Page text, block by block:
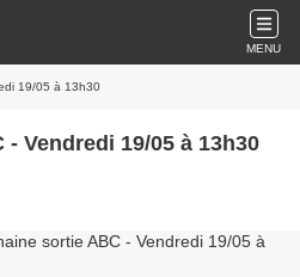
MENU
19/05 à 13h30
Vendredi 19/05 à 13h30